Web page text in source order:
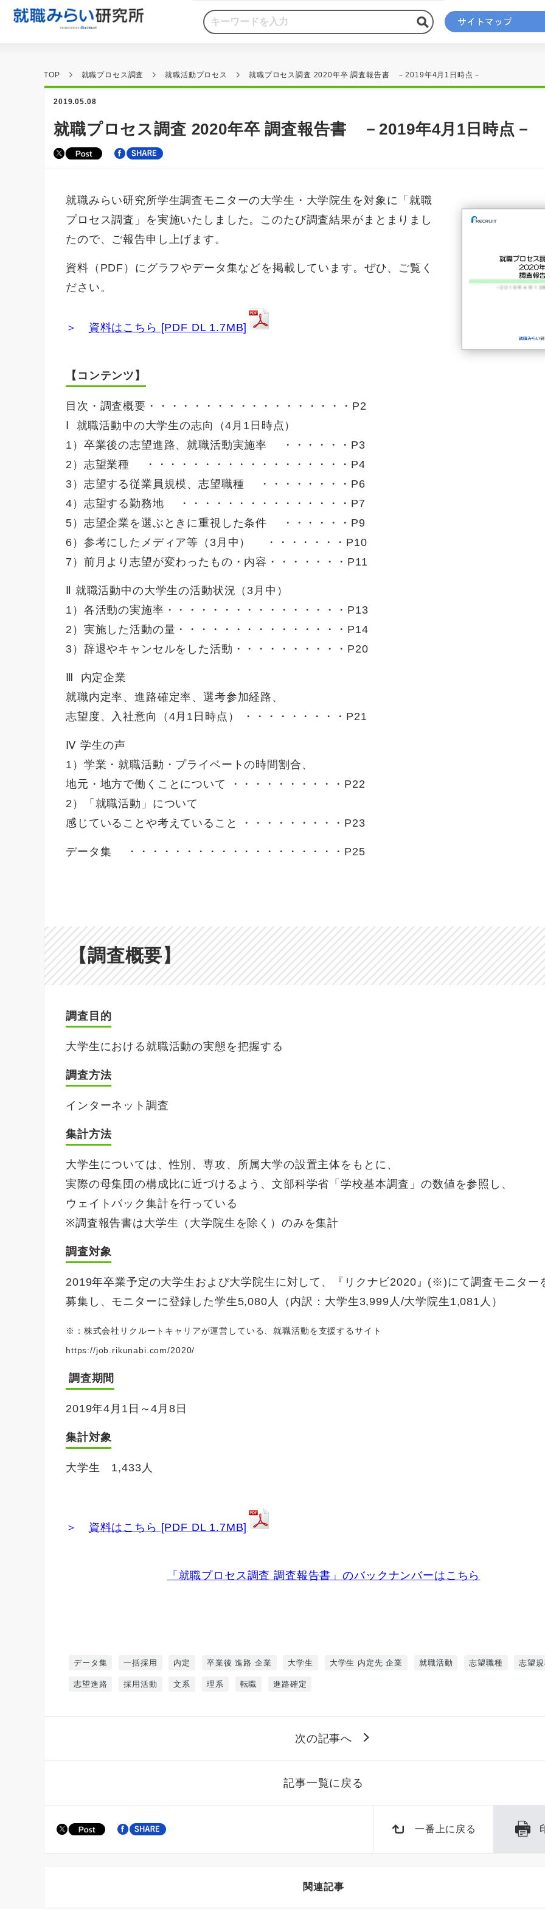
TOP 就職プロセス調査 就職活動プロセス 就職プロセス調査 2020年卒 調査報告書 －2019年4月1日時点－
2019.05.08
就職プロセス調査 2020年卒 調査報告書 －2019年4月1日時点－
就職みらい研究所学生調査モニターの大学生・大学院生を対象に「就職
プロセス調査」を実施いたしました。このたび調査結果がまとまりまし
たので、ご報告申し上げます。
資料（PDF）にグラフやデータ集などを掲載しています。ぜひ、ご覧く
ださい。
＞ 資料はこちら [PDF DL 1.7MB]
【コンテンツ】
目次・調査概要・・・・・・・・・・・・・・・・・・P2
Ⅰ 就職活動中の大学生の志向（4月1日時点）
1）卒業後の志望進路、就職活動実施率 ・・・・・・P3
2）志望業種 ・・・・・・・・・・・・・・・・・・P4
3）志望する従業員規模、志望職種 ・・・・・・・・P6
4）志望する勤務地 ・・・・・・・・・・・・・・・P7
5）志望企業を選ぶときに重視した条件 ・・・・・・P9
6）参考にしたメディア等（3月中） ・・・・・・・P10
7）前月より志望が変わったもの・内容・・・・・・・P11
Ⅱ 就職活動中の大学生の活動状況（3月中）
1）各活動の実施率・・・・・・・・・・・・・・・・P13
2）実施した活動の量・・・・・・・・・・・・・・・P14
3）辞退やキャンセルをした活動・・・・・・・・・・P20
Ⅲ 内定企業
就職内定率、進路確定率、選考参加経路、
志望度、入社意向（4月1日時点） ・・・・・・・・・P21
Ⅳ 学生の声
1）学業・就職活動・プライベートの時間割合、
地元・地方で働くことについて ・・・・・・・・・・P22
2）「就職活動」について
感じていることや考えていること ・・・・・・・・・P23
データ集 ・・・・・・・・・・・・・・・・・・・P25
【調査概要】
調査目的
大学生における就職活動の実態を把握する
調査方法
インターネット調査
集計方法
大学生については、性別、専攻、所属大学の設置主体をもとに、
実際の母集団の構成比に近づけるよう、文部科学省「学校基本調査」の数値を参照し、
ウェイトバック集計を行っている
※調査報告書は大学生（大学院生を除く）のみを集計
調査対象
2019年卒業予定の大学生および大学院生に対して、『リクナビ2020』(※)にて調査モニター
募集し、モニターに登録した学生5,080人（内訳：大学生3,999人/大学院生1,081人）
※：株式会社リクルートキャリアが運営している、就職活動を支援するサイト
https://job.rikunabi.com/2020/
調査期間
2019年4月1日～4月8日
集計対象
大学生 1,433人
＞ 資料はこちら [PDF DL 1.7MB]
「就職プロセス調査 調査報告書」のバックナンバーはこちら
データ集 一括採用 内定 卒業後 進路 企業 大学生 大学生 内定先 企業 就職活動 志望職種 志望
志望進路 採用活動 文系 理系 転職 進路確定
次の記事へ
記事一覧に戻る
一番上に戻る
関連記事